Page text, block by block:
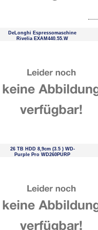
DeLonghi Espressomaschine
Rivelia EXAM440.55.W
26 TB HDD 8,9cm (3.5 ) WD-
Purple Pro WD260PURP